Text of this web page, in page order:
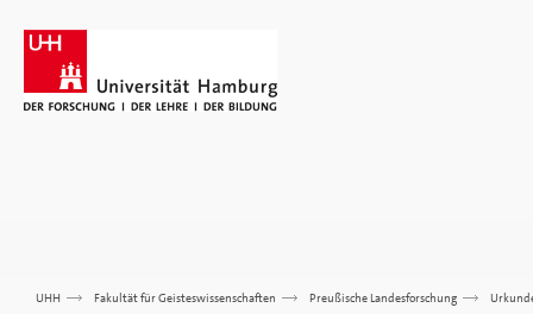
UHH >>> Fakultät für Geisteswissenschaften >>> Preußische Landesforschung >>>